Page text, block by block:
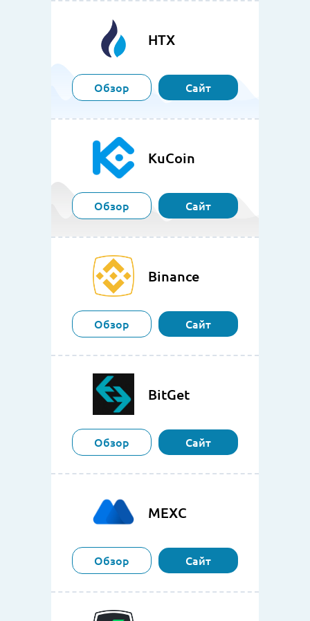
HTX
Обзор Сайт
KuCoin
Обзор Сайт
Binance
Обзор Сайт
BitGet
Обзор Сайт
MEXC
Обзор Сайт